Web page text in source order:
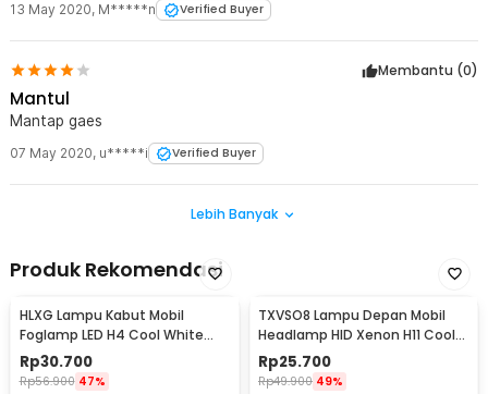
13 May 2020, M*****n Verified Buyer
Membantu (0)
Mantul
Mantap gaes
07 May 2020, u*****i Verified Buyer
Lebih Banyak
Produk Rekomendasi
HLXG Lampu Kabut Mobil
Foglamp LED H4 Cool White
8000K 7.5W 1 PCS - MA355
Rp30.700
Rp56.900 47%
TXVSO8 Lampu Depan Mobil
Headlamp HID Xenon H11 Cool
White 12V 35W - XG2
Rp25.700
Rp49.900 49%